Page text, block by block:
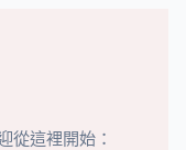
從這裡開始：